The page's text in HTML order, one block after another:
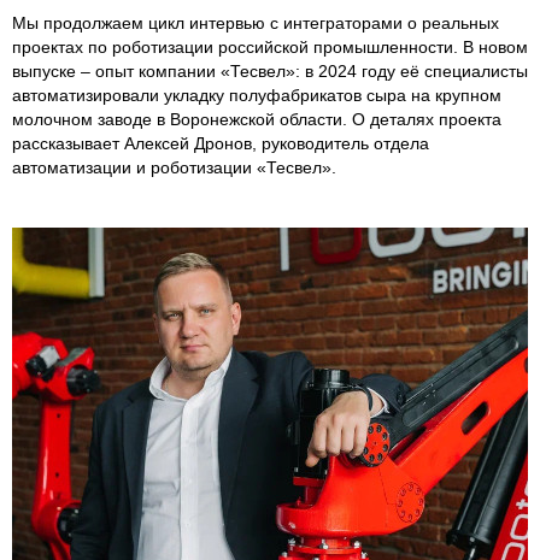
Мы продолжаем цикл интервью с интеграторами о реальных
проектах по роботизации российской промышленности. В новом
выпуске – опыт компании «Тесвел»: в 2024 году её специалисты
автоматизировали укладку полуфабрикатов сыра на крупном
молочном заводе в Воронежской области. О деталях проекта
рассказывает Алексей Дронов, руководитель отдела
автоматизации и роботизации «Тесвел».